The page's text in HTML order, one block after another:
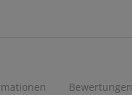
Bewertungen